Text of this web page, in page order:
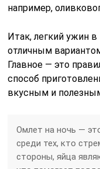
например,
Итак, легкий ужин
отличным
Главное — это
способ
вкусным и
Омлет на ночь —
среди тех, кто
стороны, яйца